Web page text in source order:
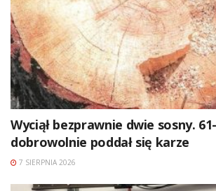
Wyciął bezprawnie dwie sosny.
dobrowolnie poddał się karze
7 SIERPNIA 2026